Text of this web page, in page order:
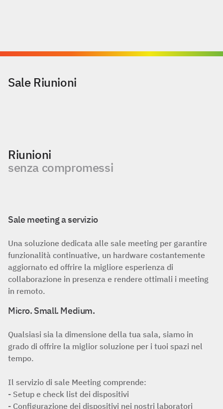
Sale Riunioni
Riunioni
senza compromessi
Sale meeting a servizio
Una soluzione dedicata alle sale meeting per garantire
funzionalità continuative, un hardware costantemente
aggiornato ed offrire la migliore esperienza di
collaborazione in presenza e rendere ottimali i meeting
in remoto.
Micro. Small. Medium.
Qualsiasi sia la dimensione della tua sala, siamo in
grado di offrire la miglior soluzione per i tuoi spazi nel
tempo.
Il servizio di sale Meeting comprende:
- Setup e check list dei dispositivi
- Configurazione dei dispositivi nei nostri laboratori